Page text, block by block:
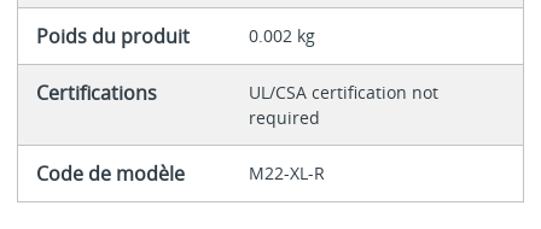
Poids du produit 0.002 kg
Certifications
UL/CSA certification not
required
Code de modèle M22-XL-R